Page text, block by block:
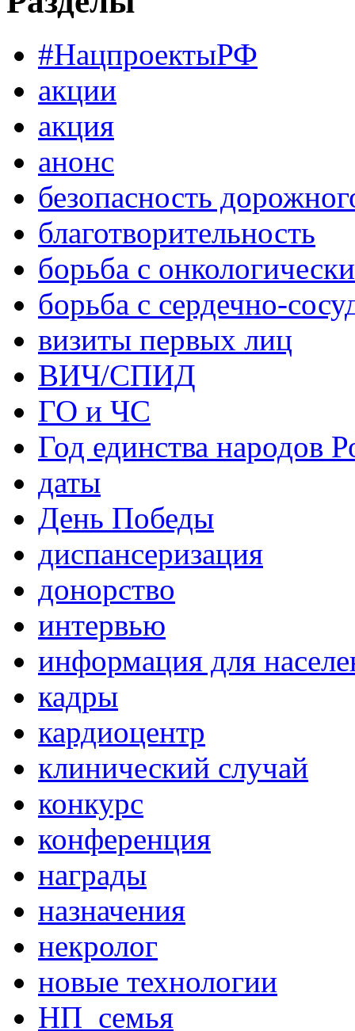
#НацпроектыРФ
акции
акция
анонс
безопасность
благотворительность
борьба с
борьба с сердечно-
визиты первых лиц
ВИЧ/СПИД
ГО и ЧС
Год единства народов
даты
День Победы
диспансеризация
донорство
интервью
информация для
кадры
кардиоцентр
клинический случай
конкурс
конференция
награды
назначения
некролог
новые технологии
НП_семья